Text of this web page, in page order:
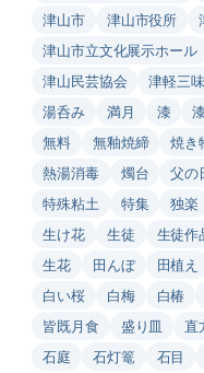
津山市
津山市役所
津山市立文化展示ホール
津山民芸協会
津軽三
湯呑み
満月 漆
無料
無釉焼締 焼き
熱湯消毒
燭台 父の
特殊粘土
特集 独楽
生け花
生徒 生徒作
生花
田んぼ 田植え
白い桜
白梅 白椿
皆既月食
盛り皿 直
石庭
石灯篭 石目